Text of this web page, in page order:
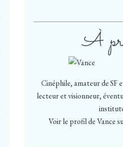
À
Cinéphile, amateur de SF
lecteur et visionneur,
Voir le profil deVance